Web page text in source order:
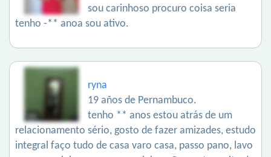
sou carinhoso procuro coisa seria
tenho -** anoa sou ativo.
ryna
19 años de Pernambuco.
tenho ** anos estou atrás de um
relacionamento sério, gosto de fazer amizades, estudo
integral faço tudo de casa varo casa, passo pano, lavo